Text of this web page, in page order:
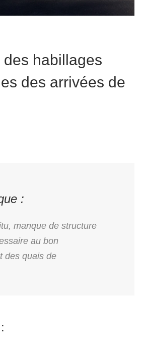
habillages
des arrivées de
:
manque de structure
au bon
des quais de